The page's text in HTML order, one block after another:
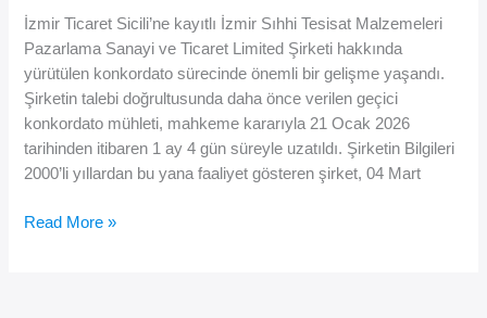
İzmir Ticaret Sicili’ne kayıtlı İzmir Sıhhi Tesisat Malzemeleri
Pazarlama Sanayi ve Ticaret Limited Şirketi hakkında
yürütülen konkordato sürecinde önemli bir gelişme yaşandı.
Şirketin talebi doğrultusunda daha önce verilen geçici
konkordato mühleti, mahkeme kararıyla 21 Ocak 2026
tarihinden itibaren 1 ay 4 gün süreyle uzatıldı. Şirketin Bilgileri
2000’li yıllardan bu yana faaliyet gösteren şirket, 04 Mart
İzmir
Read More »